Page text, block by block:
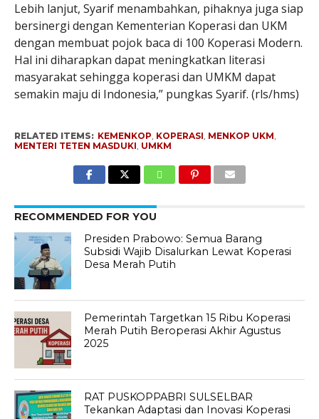
Lebih lanjut, Syarif menambahkan, pihaknya juga siap
bersinergi dengan Kementerian Koperasi dan UKM
dengan membuat pojok baca di 100 Koperasi Modern.
Hal ini diharapkan dapat meningkatkan literasi
masyarakat sehingga koperasi dan UMKM dapat
semakin maju di Indonesia,” pungkas Syarif. (rls/hms)
RELATED ITEMS: KEMENKOP, KOPERASI, MENKOP UKM,
MENTERI TETEN MASDUKI, UMKM
RECOMMENDED FOR YOU
Presiden Prabowo: Semua Barang
Subsidi Wajib Disalurkan Lewat Koperasi
Desa Merah Putih
Pemerintah Targetkan 15 Ribu Koperasi
Merah Putih Beroperasi Akhir Agustus
2025
RAT PUSKOPPABRI SULSELBAR
Tekankan Adaptasi dan Inovasi Koperasi